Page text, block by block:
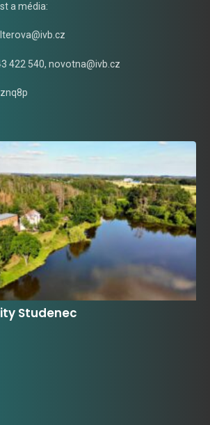
a média:
422 540, novotna@ivb.cz
Studenec